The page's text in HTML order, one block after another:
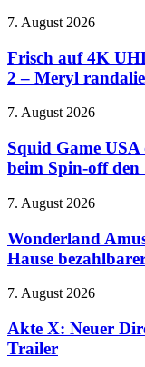
–
ordnet
Änderungen
Facebook
Instagram
an
Frisch
4K
UHD
Blu-
Der
trägt
Prada
–
randaliert
wieder
im
7. August 2026
Frisch auf 4K
2 – Meryl
Squid
USA
offenbar
gestrichen:
zieht
Spin-
off
Stecker
7. August 2026
Squid Game
beim Spin-off den
Wonderland
macht
echte
Flipper
zu
bezahlbarer
7. August 2026
Wonderland
Hause
Akte
Neuer
Director’s
Cut
7. August 2026
Akte X: Neuer
Trailer